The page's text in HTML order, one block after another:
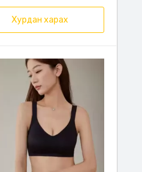
Амьсгалдаг торон
Хурдан харах